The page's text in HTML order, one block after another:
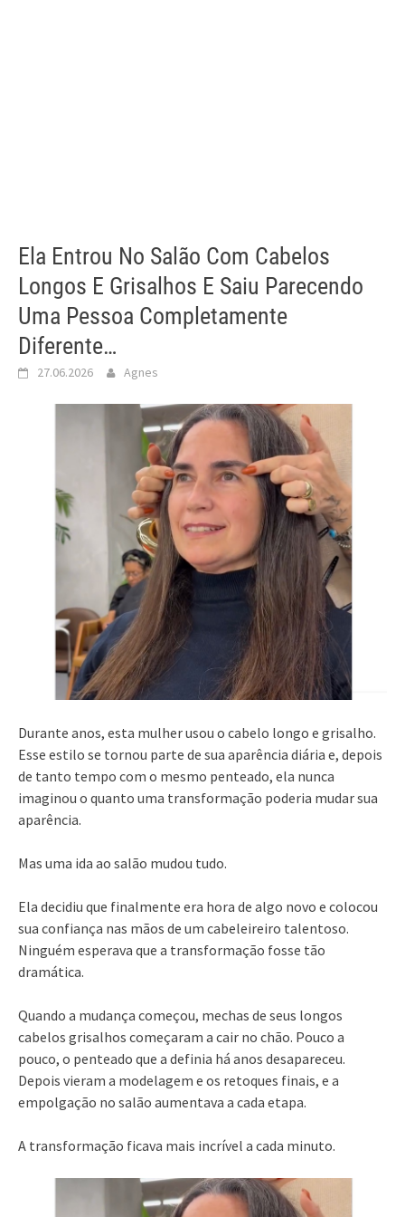
Ela Entrou No Salão Com Cabelos
Longos E Grisalhos E Saiu Parecendo
Uma Pessoa Completamente
Diferente…
27.06.2026 Agnes
Durante anos, esta mulher usou o cabelo longo e grisalho.
Esse estilo se tornou parte de sua aparência diária e, depois
de tanto tempo com o mesmo penteado, ela nunca
imaginou o quanto uma transformação poderia mudar sua
aparência.
Mas uma ida ao salão mudou tudo.
Ela decidiu que finalmente era hora de algo novo e colocou
sua confiança nas mãos de um cabeleireiro talentoso.
Ninguém esperava que a transformação fosse tão
dramática.
Quando a mudança começou, mechas de seus longos
cabelos grisalhos começaram a cair no chão. Pouco a
pouco, o penteado que a definia há anos desapareceu.
Depois vieram a modelagem e os retoques finais, e a
empolgação no salão aumentava a cada etapa.
A transformação ficava mais incrível a cada minuto.